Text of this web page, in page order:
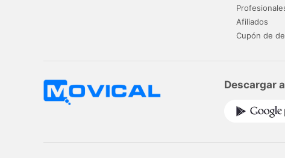
Afiliados
Cupón de
Descargar